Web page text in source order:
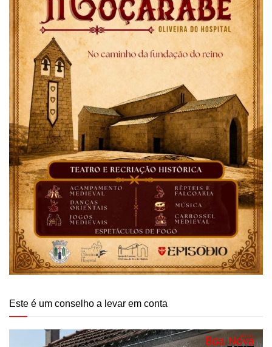
Este é um conselho a levar em conta